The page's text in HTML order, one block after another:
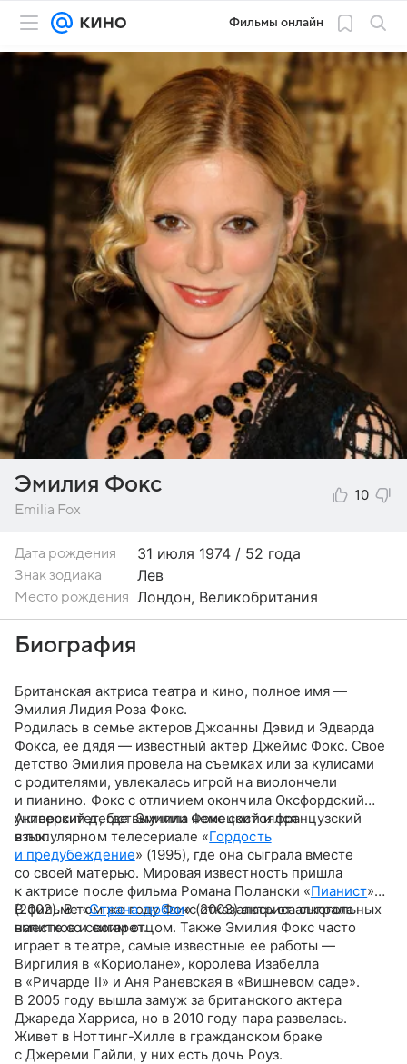
Фильмы онлайн
Эмилия Фокс
Emilia Fox
10
Дата рождения 31 июля 1974 / 52 года
Знак зодиака Лев
Место рождения Лондон, Великобритания
Биография
Британская актриса театра и кино, полное имя —
Эмилия Лидия Роза Фокс.
Родилась в семье актеров Джоанны Дэвид и Эдварда
Фокса, ее дядя — известный актер Джеймс Фокс. Свое
детство Эмилия провела на съемках или за кулисами
с родителями, увлекалась игрой на виолончели
и пианино. Фокс с отличием окончила Оксфордский
университет, где выучила немецкий и французский
язык.
Актерский дебют Эмилии Фокс состоялся
в популярном телесериале «Гордость
и предубеждение» (1995), где она сыграла вместе
со своей матерью. Мировая известность пришла
к актрисе после фильма Романа Полански «Пианист»
(2002). В том же году Фокс отказалась от алкогольных
напитков и сигарет.
В фильме «Страна любви» (2003) актриса сыграла
вместе со своим отцом. Также Эмилия Фокс часто
играет в театре, самые известные ее работы —
Виргилия в «Кориолане», королева Изабелла
в «Ричарде II» и Аня Раневская в «Вишневом саде».
В 2005 году вышла замуж за британского актера
Джареда Харриса, но в 2010 году пара развелась.
Живет в Ноттинг-Хилле в гражданском браке
с Джереми Гайли, у них есть дочь Роуз.